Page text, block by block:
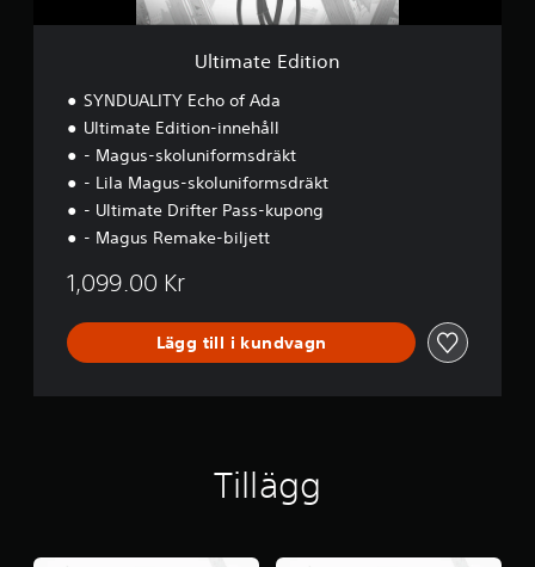
i
Ultimate Edition
SYNDUALITY Echo of Ada
Ultimate Edition-innehåll
- Magus-skoluniformsdräkt
- Lila Magus-skoluniformsdräkt
- Ultimate Drifter Pass-kupong
- Magus Remake-biljett
1,099.00 Kr
Lägg till i kundvagn
Tillägg